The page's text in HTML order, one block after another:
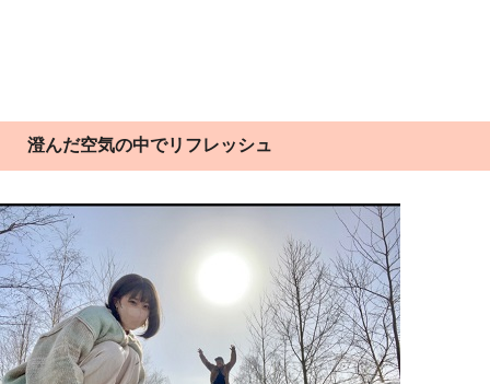
澄んだ空気の中でリフレッシュ